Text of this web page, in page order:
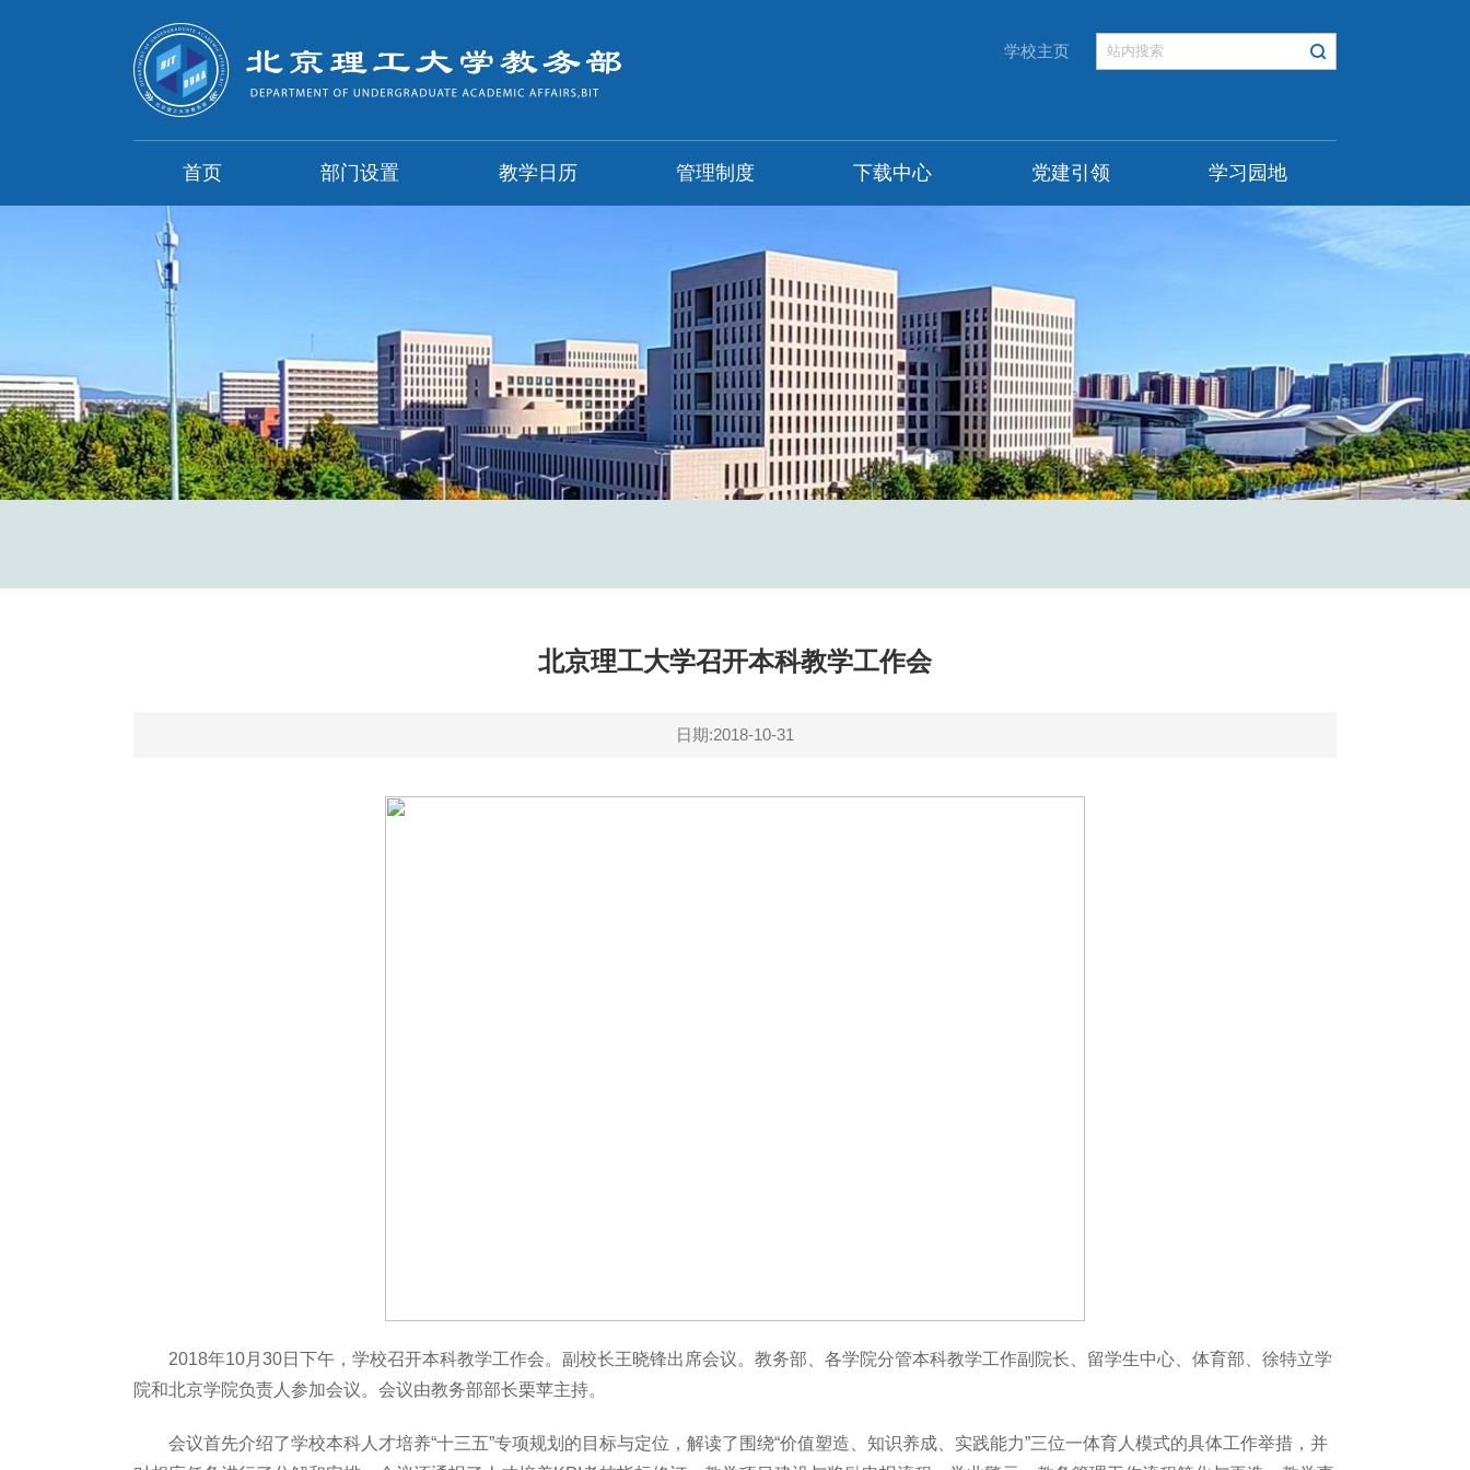
学校主页
首页 部门设置 教学日历 管理制度 下载中心 党建引领 学习园地
北京理工大学召开本科教学工作会
日期:2018-10-31
2018年10月30日下午，学校召开本科教学工作会。副校长王晓锋出席会议。教务部、各学院分管本科教学工作副院长、留学生中心、体育部、徐特立学
院和北京学院负责人参加会议。会议由教务部部长栗苹主持。
会议首先介绍了学校本科人才培养“十三五”专项规划的目标与定位，解读了围绕“价值塑造、知识养成、实践能力”三位一体育人模式的具体工作举措，并